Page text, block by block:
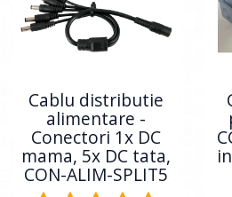
Cablu distributie
alimentare -
Conectori 1x DC
mama, 5x DC tata,
CON-ALIM-SPLIT5